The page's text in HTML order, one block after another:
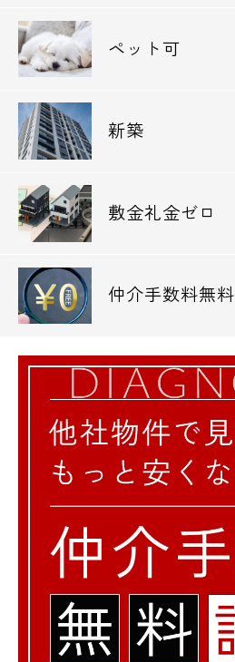
ペット可
新築
敷金礼金ゼロ
仲介手数料無料